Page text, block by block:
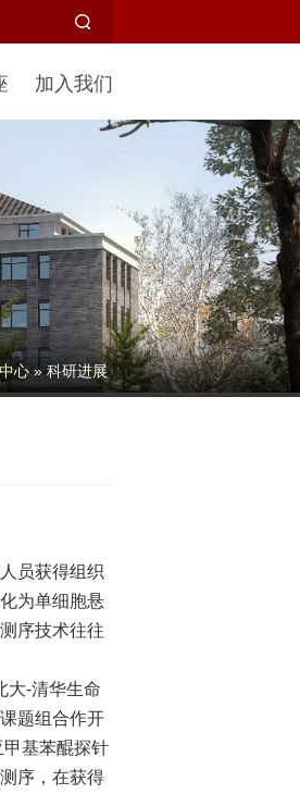
加入我们
心 » 科研进展
员获得组织
为单细胞悬
序技术往往
-清华生命
题组合作开
基苯醌探针
序，在获得